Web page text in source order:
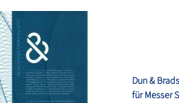
Dun &
für Messer